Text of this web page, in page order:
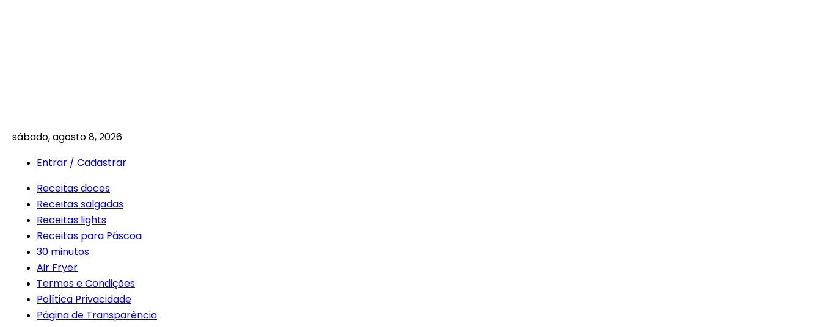
sábado, agosto 8, 2026
Entrar / Cadastrar
Receitas doces
Receitas salgadas
Receitas lights
Receitas para Páscoa
30 minutos
Air Fryer
Termos e Condições
Política Privacidade
Página de Transparência